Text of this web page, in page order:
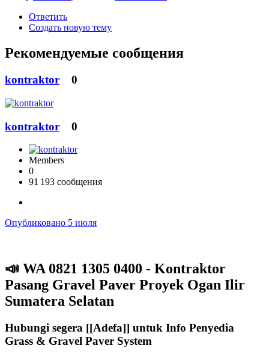
Ответить
Создать новую тему
Рекомендуемые сообщения
kontraktor 0
kontraktor 0
Members
0
91 193 сообщения
Опубликовано 5 июля
📣 WA 0821 1305 0400 - Kontraktor
Pasang Gravel Paver Proyek Ogan Ilir
Sumatera Selatan
Hubungi segera [[Adefa]] untuk Info Penyedia
Grass & Gravel Paver System